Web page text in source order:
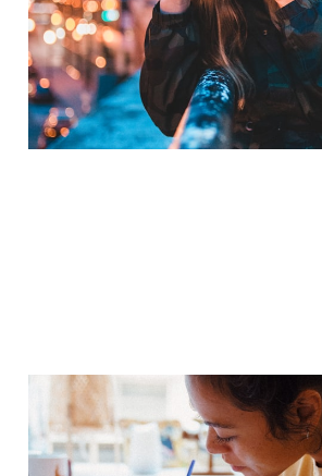
Lifestyle! 🎨📸✨
9. Nov. 20253 min read
DIY-Kurse für
Köpfe